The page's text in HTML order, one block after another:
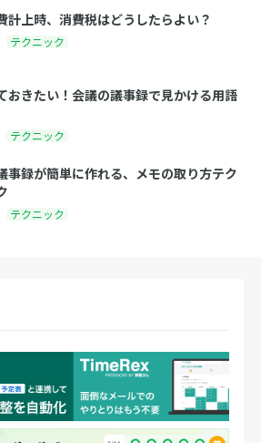
計上時、消費税はどうしたらよい？
テクニック
おきたい！会議の議事録で見かける用語
テクニック
事録が簡単に作れる、メモの取り方テク
テクニック